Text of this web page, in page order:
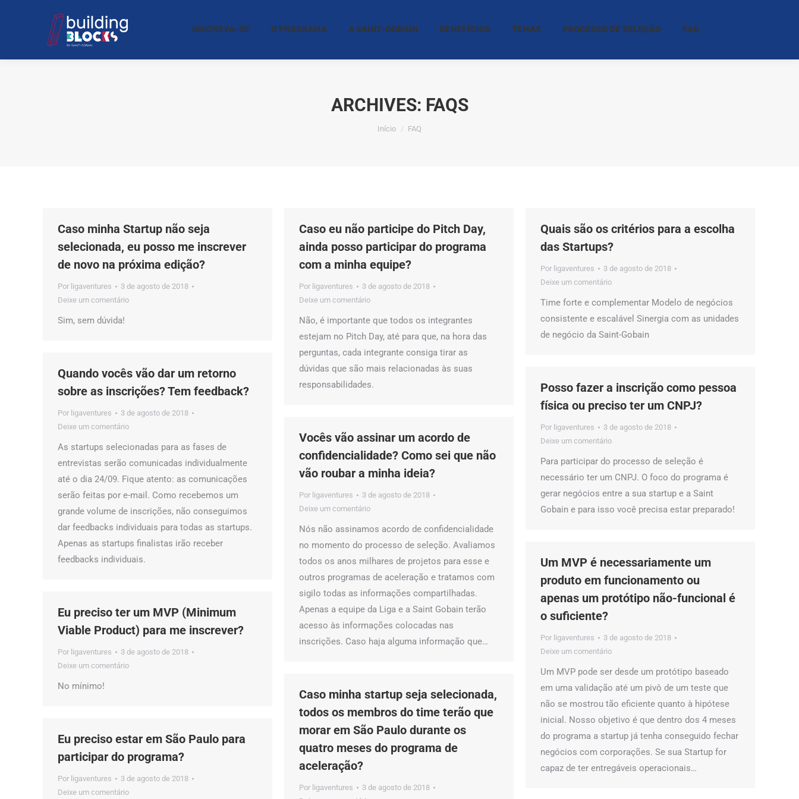
INSCREVA-SE O PROGRAMA A SAINT-GOBAIN BENEFÍCIOS TEMAS PROCESSO DE SELEÇÃO FAQ
ARCHIVES: FAQS
Você está aqui:
Início FAQ
Caso minha Startup não seja
selecionada, eu posso me inscrever
de novo na próxima edição?
Por ligaventures
3 de agosto de 2018
Deixe um comentário
Sim, sem dúvida!
Caso eu não participe do Pitch Day,
ainda posso participar do programa
com a minha equipe?
Por ligaventures
3 de agosto de 2018
Deixe um comentário
Não, é importante que todos os integrantes
estejam no Pitch Day, até para que, na hora das
perguntas, cada integrante consiga tirar as
dúvidas que são mais relacionadas às suas
responsabilidades.
Quais são os critérios para a escolha
das Startups?
Por ligaventures
3 de agosto de 2018
Deixe um comentário
Time forte e complementar Modelo de negócios
consistente e escalável Sinergia com as unidades
de negócio da Saint-Gobain
Quando vocês vão dar um retorno
sobre as inscrições? Tem feedback?
Por ligaventures
3 de agosto de 2018
Deixe um comentário
As startups selecionadas para as fases de
entrevistas serão comunicadas individualmente
até o dia 24/09. Fique atento: as comunicações
serão feitas por e-mail. Como recebemos um
grande volume de inscrições, não conseguimos
dar feedbacks individuais para todas as startups.
Apenas as startups finalistas irão receber
feedbacks individuais.
Posso fazer a inscrição como pessoa
física ou preciso ter um CNPJ?
Por ligaventures
3 de agosto de 2018
Deixe um comentário
Para participar do processo de seleção é
necessário ter um CNPJ. O foco do programa é
gerar negócios entre a sua startup e a Saint
Gobain e para isso você precisa estar preparado!
Vocês vão assinar um acordo de
confidencialidade? Como sei que não
vão roubar a minha ideia?
Por ligaventures
3 de agosto de 2018
Deixe um comentário
Nós não assinamos acordo de confidencialidade
no momento do processo de seleção. Avaliamos
todos os anos milhares de projetos para esse e
outros programas de aceleração e tratamos com
sigilo todas as informações compartilhadas.
Apenas a equipe da Liga e a Saint Gobain terão
acesso às informações colocadas nas
inscrições. Caso haja alguma informação que…
Um MVP é necessariamente um
produto em funcionamento ou
apenas um protótipo não-funcional é
o suficiente?
Por ligaventures
3 de agosto de 2018
Deixe um comentário
Um MVP pode ser desde um protótipo baseado
em uma validação até um pivô de um teste que
não se mostrou tão eficiente quanto à hipótese
inicial. Nosso objetivo é que dentro dos 4 meses
do programa a startup já tenha conseguido fechar
negócios com corporações. Se sua Startup for
capaz de ter entregáveis operacionais…
Eu preciso ter um MVP (Minimum
Viable Product) para me inscrever?
Por ligaventures
3 de agosto de 2018
Deixe um comentário
No mínimo!
Caso minha startup seja selecionada,
todos os membros do time terão que
morar em São Paulo durante os
quatro meses do programa de
aceleração?
Por ligaventures
3 de agosto de 2018
Eu preciso estar em São Paulo para
participar do programa?
Por ligaventures
3 de agosto de 2018
Deixe um comentário